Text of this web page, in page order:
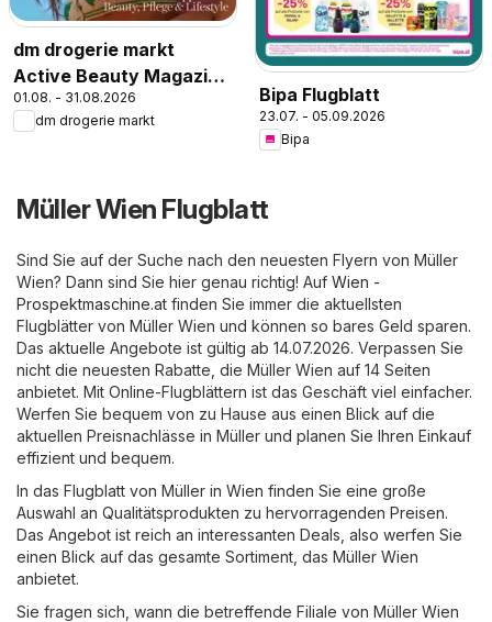
dm drogerie markt
Active Beauty Magazin
07,08/2026
01.08. - 31.08.2026
dm drogerie markt
Bipa Flugblatt
23.07. - 05.09.2026
Bipa
Müller Wien Flugblatt
Sind Sie auf der Suche nach den neuesten Flyern von Müller
Wien? Dann sind Sie hier genau richtig! Auf Wien -
Prospektmaschine.at finden Sie immer die aktuellsten
Flugblätter von Müller Wien und können so bares Geld sparen.
Das aktuelle Angebote ist gültig ab 14.07.2026. Verpassen Sie
nicht die neuesten Rabatte, die Müller Wien auf 14 Seiten
anbietet. Mit Online-Flugblättern ist das Geschäft viel einfacher.
Werfen Sie bequem von zu Hause aus einen Blick auf die
aktuellen Preisnachlässe in Müller und planen Sie Ihren Einkauf
effizient und bequem.
In das Flugblatt von Müller in Wien finden Sie eine große
Auswahl an Qualitätsprodukten zu hervorragenden Preisen.
Das Angebot ist reich an interessanten Deals, also werfen Sie
einen Blick auf das gesamte Sortiment, das Müller Wien
anbietet.
Sie fragen sich, wann die betreffende Filiale von Müller Wien